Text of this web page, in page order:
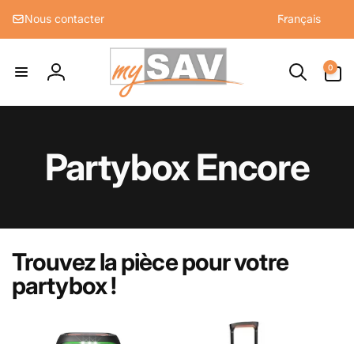
passer
contenu
Nous contacter
e
Français
Connexion
0
0 article
Partybox Encore
Trouvez la pièce pour votre
partybox !